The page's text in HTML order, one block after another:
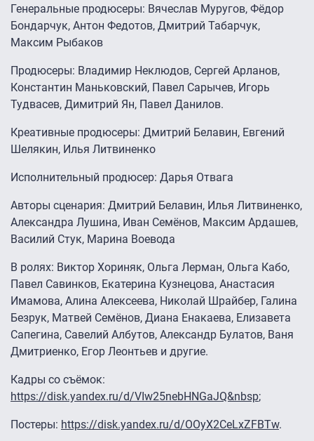
Генеральные продюсеры: Вячеслав Муругов, Фёдор
Бондарчук, Антон Федотов, Дмитрий Табарчук,
Максим Рыбаков
Продюсеры: Владимир Неклюдов, Сергей Арланов,
Константин Маньковский, Павел Сарычев, Игорь
Тудвасев, Димитрий Ян, Павел Данилов.
Креативные продюсеры: Дмитрий Белавин, Евгений
Шелякин, Илья Литвиненко
Исполнительный продюсер: Дарья Отвага
Авторы сценария: Дмитрий Белавин, Илья Литвиненко,
Александра Лушина, Иван Семёнов, Максим Ардашев,
Василий Стук, Марина Воевода
В ролях: Виктор Хориняк, Ольга Лерман, Ольга Кабо,
Павел Савинков, Екатерина Кузнецова, Анастасия
Имамова, Алина Алексеева, Николай Шрайбер, Галина
Безрук, Матвей Семёнов, Диана Енакаева, Елизавета
Сапегина, Савелий Албутов, Александр Булатов, Ваня
Дмитриенко, Егор Леонтьев и другие.
Кадры со съёмок:
https://disk.yandex.ru/d/VIw25nebHNGaJQ&nbsp;
Постеры: https://disk.yandex.ru/d/OOyX2CeLxZFBTw.